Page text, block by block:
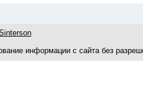
информации с сайта без